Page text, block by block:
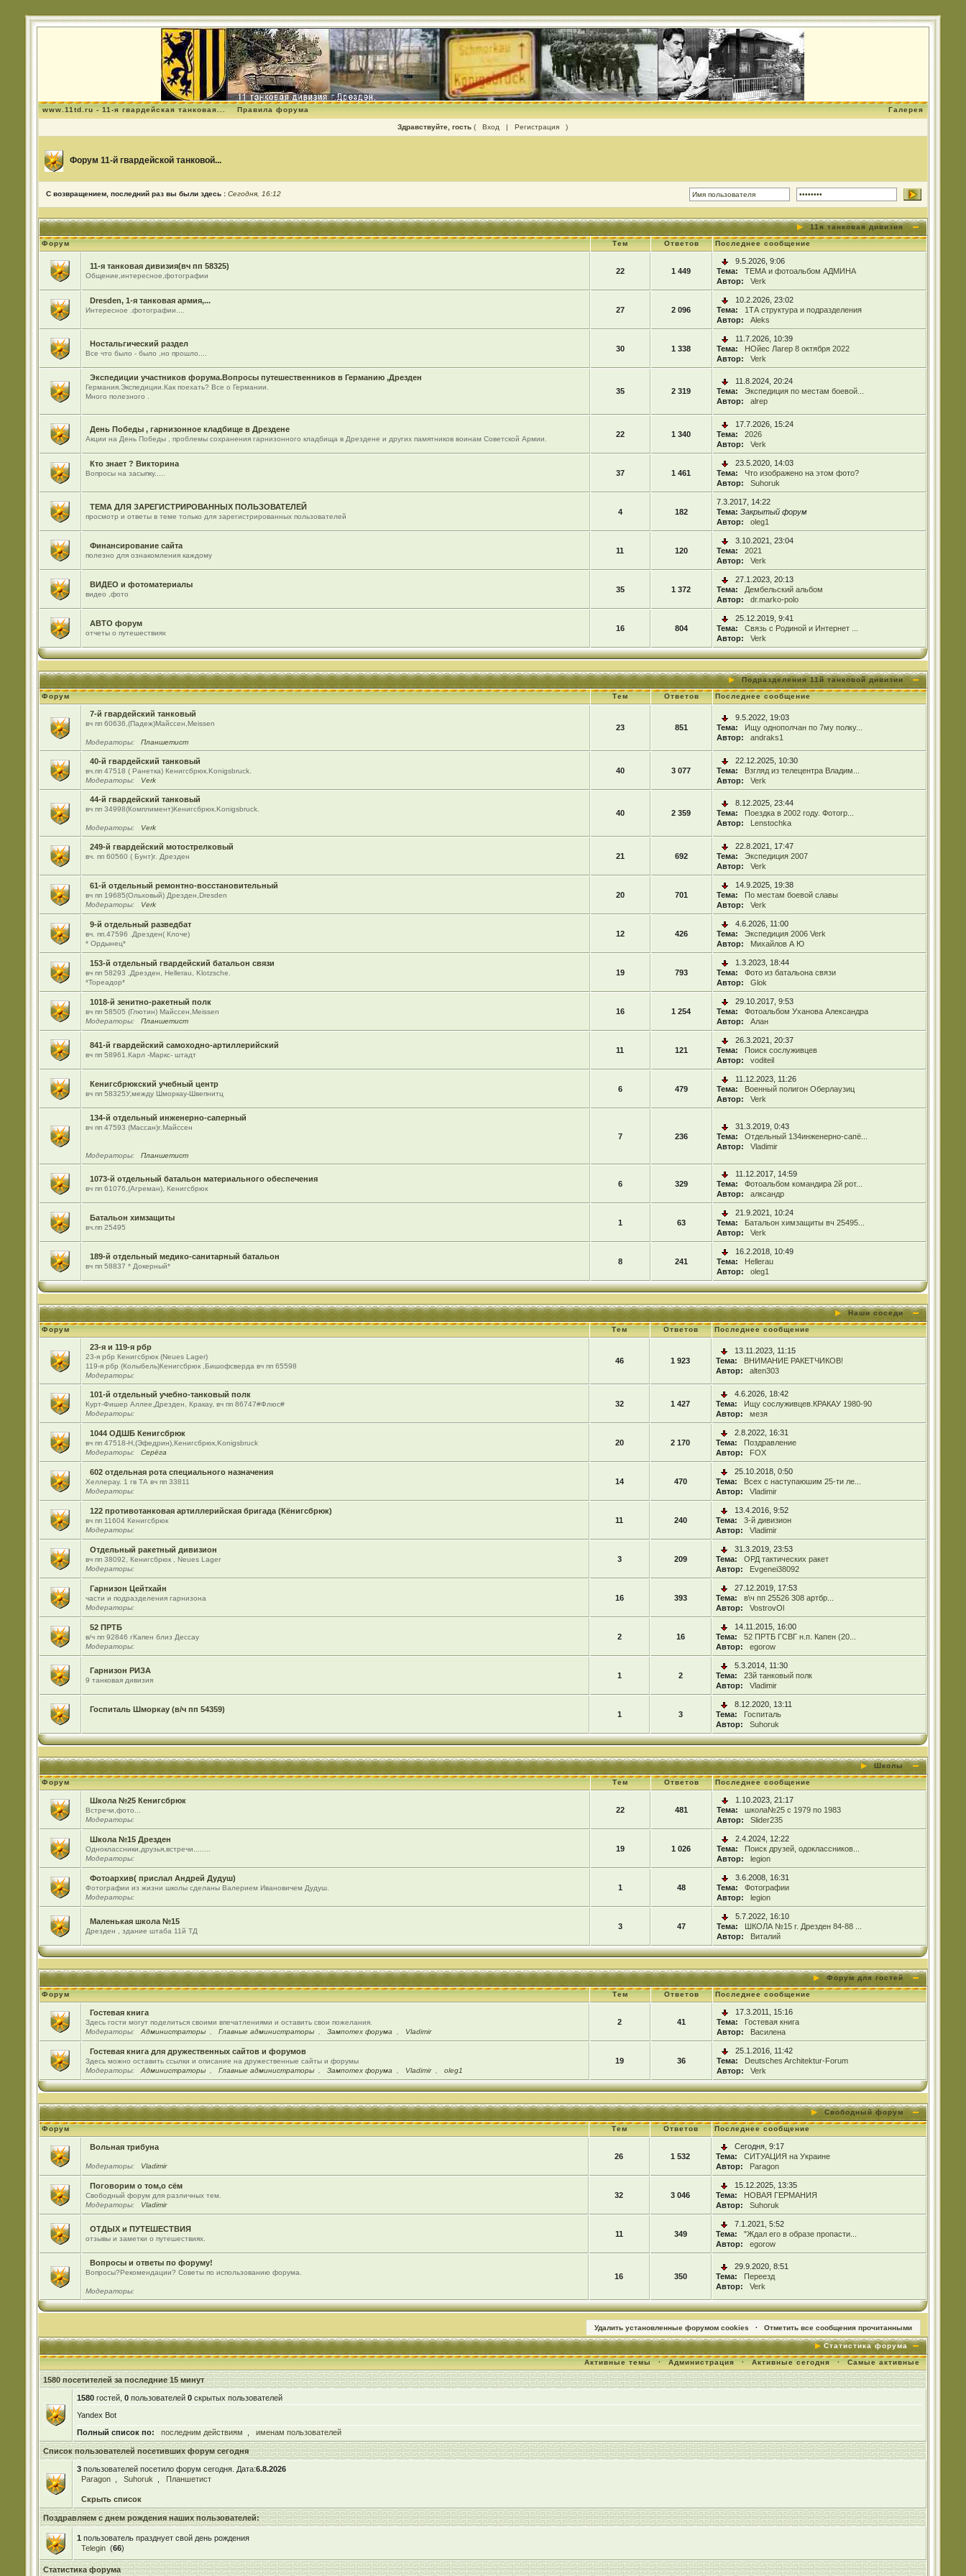
www.11td.ru - 11-я гвардейская танковая... Правила форума Галерея
Здравствуйте, гость ( Вход | Регистрация )
Форум 11-й гвардейской танковой...
С возвращением, последний раз вы были здесь : Сегодня, 16:12
11я танковая дивизия
Форум Тем Ответов Последнее сообщение
11-я танковая дивизия(вч пп 58325)
Общение,интересное,фотографии
22 1 449
9.5.2026, 9:06
Тема:
ТЕМА и фотоальбом АДМИНА
Автор:
Verk
Dresden, 1-я танковая армия,...
Интересное .фотографии.... 27 2 096
10.2.2026, 23:02
Тема:
1ТА структура и подразделения
Автор:
Aleks
Ностальгический раздел
Все что было - было ,но прошло....
30 1 338
11.7.2026, 10:39
Тема:
НОйес Лагер 8 октября 2022
Автор:
Verk
Экспедиции участников форума.Вопросы путешественников в Германию ,Дрезден
Германия.Экспедиции.Как поехать? Все о Германии.
Много полезного .
35 2 319
11.8.2024, 20:24
Тема:
Экспедиция по местам боевой...
Автор:
alrep
День Победы , гарнизонное кладбище в Дрездене
Акции на День Победы , проблемы сохранения гарнизонного кладбища в Дрездене и других памятников воинам Советской Армии.
22 1 340
17.7.2026, 15:24
Тема:
2026
Автор:
Verk
Кто знает ? Викторина
Вопросы на засыпку..... 37 1 461
23.5.2020, 14:03
Тема:
Что изображено на этом фото?
Автор:
Suhoruk
ТЕМА ДЛЯ ЗАРЕГИСТРИРОВАННЫХ ПОЛЬЗОВАТЕЛЕЙ
просмотр и ответы в теме только для зарегистрированных пользователей
4 182
7.3.2017, 14:22
Тема: Закрытый форум
Автор:
oleg1
Финансирование сайта
полезно для ознакомления каждому
11 120
3.10.2021, 23:04
Тема:
2021
Автор:
Verk
ВИДЕО и фотоматериалы
видео ,фото
35 1 372
27.1.2023, 20:13
Тема:
Дембельский альбом
Автор:
dr.marko-polo
АВТО форум
отчеты о путешествиях
16 804
25.12.2019, 9:41
Тема:
Связь с Родиной и Интернет ...
Автор:
Verk
Подразделения 11й танковой дивизии
Форум Тем Ответов Последнее сообщение
7-й гвардейский танковый
вч пп 60636,(Падеж)Майсcен,Meissen
Модераторы: Планшетист
23 851
9.5.2022, 19:03
Тема:
Ищу однополчан по 7му полку...
Автор:
andraks1
40-й гвардейский танковый
вч.пп 47518 ( Ранетка) Кенигсбрюк.Konigsbruck.
Модераторы:
Verk
40 3 077
22.12.2025, 10:30
Тема:
Взгляд из телецентра Владим...
Автор:
Verk
44-й гвардейский танковый
вч пп 34998(Комплимент)Кенигсбрюк.Konigsbruck.
Модераторы: Verk
40 2 359
8.12.2025, 23:44
Тема:
Поездка в 2002 году. Фотогр...
Автор:
Lenstochka
249-й гвардейский мотострелковый
вч. пп 60560 ( Бунт)г. Дрезден 21 692
22.8.2021, 17:47
Тема:
Экспедиция 2007
Автор:
Verk
61-й отдельный ремонтно-восстановительный
вч пп 19685(Ольховый) Дрезден,Dresden
Модераторы:
Verk
20 701
14.9.2025, 19:38
Тема:
По местам боевой славы
Автор:
Verk
9-й отдельный разведбат
вч. пп.47596 .Дрезден( Клоче)
* Ордынец*
12 426
4.6.2026, 11:00
Тема:
Экспедиция 2006 Verk
Автор:
Михайлов А Ю
153-й отдельный гвардейский батальон связи
вч пп 58293 ,Дрезден, Hellerau, Klotzsche.
*Тореадор*
19 793
1.3.2023, 18:44
Тема:
Фото из батальона связи
Автор:
Glok
1018-й зенитно-ракетный полк
вч пп 58505 (Глютин) Майсcен,Meissen
Модераторы:
Планшетист
16 1 254
29.10.2017, 9:53
Тема:
Фотоальбом Уханова Александра
Автор:
Алан
841-й гвардейский самоходно-артиллерийский
вч пп 58961.Карл -Маркс- штадт
11 121
26.3.2021, 20:37
Тема:
Поиск сослуживцев
Автор:
voditeil
Кенигсбрюкский учебный центр
вч пп 58325У,между Шморкау-Швепнитц
6 479
11.12.2023, 11:26
Тема:
Военный полигон Оберлаузиц
Автор:
Verk
134-й отдельный инженерно-саперный
вч пп 47593 (Массан)г.Майссен
Модераторы: Планшетист
7 236
31.3.2019, 0:43
Тема:
Отдельный 134инженерно-сапё...
Автор:
Vladimir
1073-й отдельный батальон материального обеспечения
вч пп 61076,(Агреман), Кенигсбрюк
6 329
11.12.2017, 14:59
Тема:
Фотоальбом командира 2й рот...
Автор:
алксандр
Батальон химзащиты
вч.пп 25495
1 63
21.9.2021, 10:24
Тема:
Батальон химзащиты вч 25495...
Автор:
Verk
189-й отдельный медико-санитарный батальон
вч пп 58837 * Докерный*
8 241
16.2.2018, 10:49
Тема:
Hellerau
Автор:
oleg1
Наши соседи
Форум Тем Ответов Последнее сообщение
23-я и 119-я рбр
23-я рбр Кенигсбрюк (Neues Lager)
119-я рбр (Колыбель)Кенигсбрюк ,Бишофсверда вч пп 65598
Модераторы:
46 1 923
13.11.2023, 11:15
Тема:
ВНИМАНИЕ РАКЕТЧИКОВ!
Автор:
alten303
101-й отдельный учебно-танковый полк
Курт-Фишер Аллее,Дрезден, Кракау, вч пп 86747#Флюс#
Модераторы:
32 1 427
4.6.2026, 18:42
Тема:
Ищу сослуживцев.КРАКАУ 1980-90
Автор:
мезя
1044 ОДШБ Кенигсбрюк
вч пп 47518-Н,(Эфедрин),Кенигсбрюк,Konigsbruck
Модераторы:
Серёга
20 2 170
2.8.2022, 16:31
Тема:
Поздравление
Автор:
FOX
602 отдельная рота специального назначения
Хеллерау. 1 гв ТА вч пп 33811
Модераторы:
14 470
25.10.2018, 0:50
Тема:
Всех с наступаюшим 25-ти ле...
Автор:
Vladimir
122 противотанковая артиллерийская бригада (Кёнигсбрюк)
вч пп 11604 Кенигсбрюк
Модераторы:
11 240
13.4.2016, 9:52
Тема:
3-й дивизион
Автор:
Vladimir
Отдельный ракетный дивизион
вч пп 38092, Кенигсбрюк , Neues Lager
Модераторы:
3 209
31.3.2019, 23:53
Тема:
ОРД тактических ракет
Автор:
Evgenei38092
Гарнизон Цейтхайн
части и подразделения гарнизона
Модераторы:
16 393
27.12.2019, 17:53
Тема:
в\ч пп 25526 308 артбр...
Автор:
VostrovOl
52 ПРТБ
в/ч пп 92846 гКапен близ Дессау
Модераторы:
2 16
14.11.2015, 16:00
Тема:
52 ПРТБ ГСВГ н.п. Капен (20...
Автор:
egorow
Гарнизон РИЗА
9 танковая дивизия
1 2
5.3.2014, 11:30
Тема:
23й танковый полк
Автор:
Vladimir
Госпиталь Шморкау (в/ч пп 54359)
1 3
8.12.2020, 13:11
Тема:
Госпиталь
Автор:
Suhoruk
Школы
Форум Тем Ответов Последнее сообщение
Школа №25 Кенигсбрюк
Встречи,фото...
Модераторы:
22 481
1.10.2023, 21:17
Тема:
школа№25 с 1979 по 1983
Автор:
Slider235
Школа №15 Дрезден
Одноклассники,друзья,встречи........
Модераторы:
19 1 026
2.4.2024, 12:22
Тема:
Поиск друзей, одоклассников...
Автор:
legion
Фотоархив( прислал Андрей Дудуш)
Фотографии из жизни школы сделаны Валерием Ивановичем Дудуш.
Модераторы:
1 48
3.6.2008, 16:31
Тема:
Фотографии
Автор:
legion
Маленькая школа №15
Дрезден , здание штаба 11й ТД
3 47
5.7.2022, 16:10
Тема:
ШКОЛА №15 г. Дрезден 84-88 ...
Автор:
Виталий
Форум для гостей
Форум Тем Ответов Последнее сообщение
Гостевая книга
Здесь гости могут поделиться своими впечатлениями и оставить свои пожелания.
Модераторы:
Администраторы Главные администраторы Зампотех форума Vladimir
2 41
17.3.2011, 15:16
Тема:
Гостевая книга
Автор:
Василена
Гостевая книга для дружественных сайтов и форумов
Здесь можно оставить ссылки и описание на дружественные сайты и форумы
Модераторы:
Администраторы Главные администраторы Зампотех форума Vladimir oleg1
19 36
25.1.2016, 11:42
Тема:
Deutsches Architektur-Forum
Автор:
Verk
Свободный форум
Форум Тем Ответов Последнее сообщение
Вольная трибуна
Модераторы: Vladimir
26 1 532
Сегодня, 9:17
Тема:
СИТУАЦИЯ на Украине
Автор:
Paragon
Поговорим о том,о сём
Свободный форум для различных тем.
Модераторы:
Vladimir
32 3 046
15.12.2025, 13:35
Тема:
НОВАЯ ГЕРМАНИЯ
Автор:
Suhoruk
ОТДЫХ и ПУТЕШЕСТВИЯ
отзывы и заметки о путешествиях.
11 349
7.1.2021, 5:52
Тема:
"Ждал его в образе пропасти...
Автор:
egorow
Вопросы и ответы по форуму!
Вопросы?Рекомендации? Советы по использованию форума.
Модераторы:
16 350
29.9.2020, 8:51
Тема:
Переезд
Автор:
Verk
Удалить установленные форумом cookies · Отметить все сообщения прочитанными
Статистика форума
Активные темы · Администрация · Активные сегодня · Самые активные
1580 посетителей за последние 15 минут
1580гостей, 0пользователей 0скрытых пользователей
Yandex Bot
Полный список по:
последним действиям именам пользователей
Список пользователей посетивших форум сегодня
3пользователей посетило форум сегодня. Дата:6.8.2026
Paragon
Suhoruk Планшетист
Скрыть список
Поздравляем с днем рождения наших пользователей:
1 пользователь празднует свой день рождения
Telegin (66)
Статистика форума